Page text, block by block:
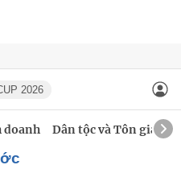
2026
doanh Dân tộc và Tôn giáo